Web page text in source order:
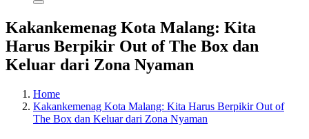
Kakankemenag Kota Malang: Kita
Harus Berpikir Out of The Box dan
Keluar dari Zona Nyaman
Home
Kakankemenag Kota Malang: Kita Harus Berpikir Out of
The Box dan Keluar dari Zona Nyaman